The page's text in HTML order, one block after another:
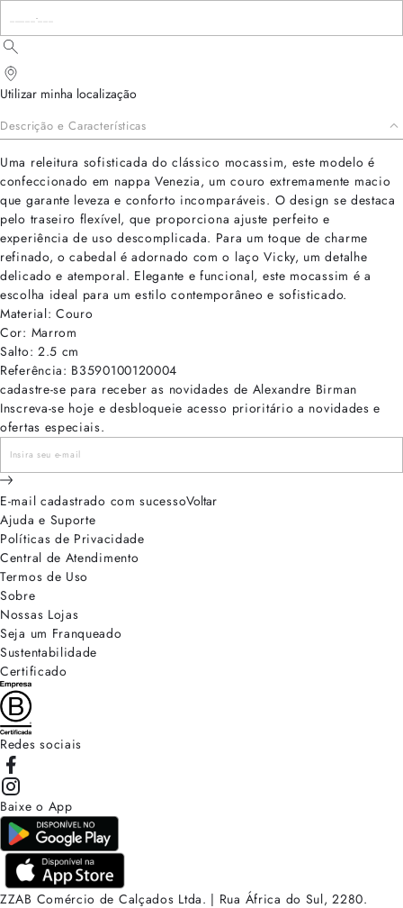
Utilizar minha localização
Descrição e Características
Uma releitura sofisticada do clássico mocassim, este modelo é
confeccionado em nappa Venezia, um couro extremamente macio
que garante leveza e conforto incomparáveis. O design se destaca
pelo traseiro flexível, que proporciona ajuste perfeito e
experiência de uso descomplicada. Para um toque de charme
refinado, o cabedal é adornado com o laço Vicky, um detalhe
delicado e atemporal. Elegante e funcional, este mocassim é a
escolha ideal para um estilo contemporâneo e sofisticado.
Material: Couro
Cor: Marrom
Salto: 2.5 cm
Referência: B3590100120004
cadastre-se para receber as novidades de Alexandre Birman
Inscreva-se hoje e desbloqueie acesso prioritário a novidades e
ofertas especiais.
E-mail cadastrado com sucessoVoltar
Ajuda e Suporte
Políticas de Privacidade
Central de Atendimento
Termos de Uso
Sobre
Nossas Lojas
Seja um Franqueado
Sustentabilidade
Certificado
Redes sociais
Baixe o App
ZZAB Comércio de Calçados Ltda. | Rua África do Sul, 2280.